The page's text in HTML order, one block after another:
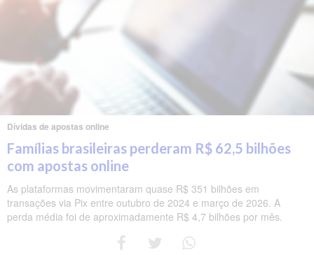
Dívidas de apostas online
Famílias brasileiras perderam R$ 62,5 bilhões
com apostas online
As plataformas movimentaram quase R$ 351 bilhões em
transações via Pix entre outubro de 2024 e março de 2026. A
perda média foi de aproximadamente R$ 4,7 bilhões por mês.